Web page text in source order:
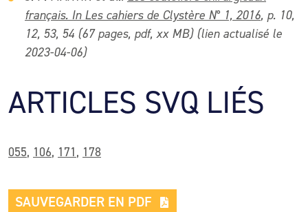
français. In Les cahiers de Clystère N° 1, 2016, p. 10,
12, 53, 54 (67 pages, pdf, xx MB) (lien actualisé le
2023-04-06)
ARTICLES SVQ LIÉS
055, 106, 171, 178
SAUVEGARDER EN PDF